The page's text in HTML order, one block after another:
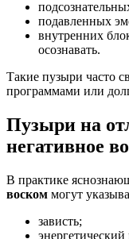
подавленных
внутренних
осознавать.
Такие пузыри часто
программами или
Пузыри на
негативное
В практике
воском могут
зависть;